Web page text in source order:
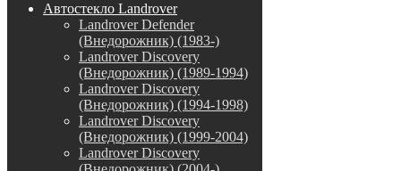
Автостекло Landrover
Landrover Defender
(Внедорожник) (1983-)
Landrover Discovery
(Внедорожник) (1989-1994)
Landrover Discovery
(Внедорожник) (1994-1998)
Landrover Discovery
(Внедорожник) (1999-2004)
Landrover Discovery